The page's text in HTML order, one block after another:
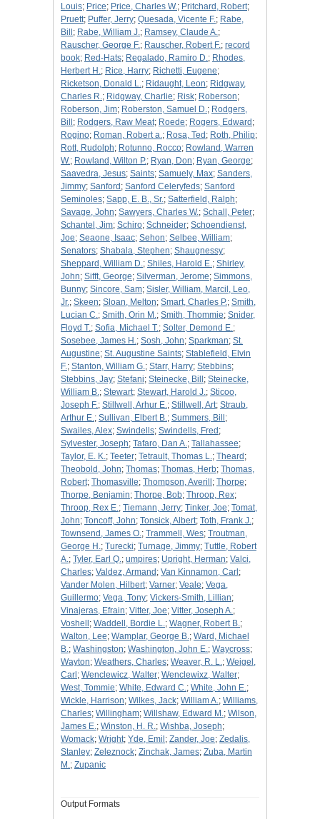
Louis; Price; Price, Charles W.; Pritchard, Robert;
Pruett; Puffer, Jerry; Quesada, Vicente F.; Rabe,
Bill ; Rabe, William J.; Ramsey, Claude A.;
Rauscher, George F.; Rauscher, Robert F.; record
book; Red-Hats; Regalado, Ramiro D.; Rhodes,
Herbert H.; Rice, Harry; Richetti, Eugene;
Ricketson, Donald L.; Ridaught, Leon; Ridgway,
Charles R.; Ridgway, Charlie; Risk; Roberson;
Roberson, Jim; Roberston, Samuel D.; Rodgers,
Bill ; Rodgers, Raw Meat; Roede; Rogers, Edward ;
Rogino; Roman, Robert a.; Rosa, Ted ; Roth, Philip;
Rott, Rudolph; Rotunno, Rocco; Rowland, Warren
W.; Rowland, Wilton P.; Ryan, Don; Ryan, George;
Saavedra, Jesus; Saints; Samuely, Max; Sanders,
Jimmy; Sanford ; Sanford Celeryfeds; Sanford
Seminoles; Sapp, E. B., Sr.; Satterfield, Ralph;
Savage, John; Sawyers, Charles W.; Schall, Peter;
Schantel, Jim; Schiro; Schneider; Schoendienst,
Joe; Seaone, Isaac; Sehon; Selbee, William;
Senators; Shabala, Stephen; Shaugnessy;
Sheppard, William D.; Shiles, Harold E.; Shirley,
John; Sifft, George; Silverman, Jerome; Simmons,
Bunny; Sincore, Sam; Sisler, William, Marcil, Leo,
Jr.; Skeen; Sloan, Melton; Smart, Charles P.; Smith,
Lucian C.; Smith, Orin M.; Smith, Thommie; Snider,
Floyd T.; Sofia, Michael T.; Solter, Demond E.;
Sosebee, James H.; Sosh, John; Sparkman; St.
Augustine; St. Augustine Saints; Stablefield, Elvin
F.; Stanton, William G.; Starr, Harry; Stebbins;
Stebbins, Jay; Stefani; Steinecke, Bill ; Steinecke,
William B.; Stewart; Stewart, Harold J.; Sticoo,
Joseph F.; Stillwell, Arhur E.; Stillwell, Art; Straub,
Arthur E.; Sullivan, Elbert B.; Summers, Bill ;
Swailes, Alex; Swindells; Swindells, Fred ;
Sylvester, Joseph; Tafaro, Dan A.; Tallahassee;
Taylor, E. K.; Teeter; Tetrault, Thomas L.; Theard ;
Theobold, John; Thomas; Thomas, Herb; Thomas,
Robert; Thomasville; Thompson, Averill ; Thorpe;
Thorpe, Benjamin; Thorpe, Bob; Throop, Rex;
Throop, Rex E.; Tiemann, Jerry; Tinker, Joe; Tomat,
John; Toncoff, John; Tonsick, Albert; Toth, Frank J.;
Townsend, James O.; Trammell, Wes; Troutman,
George H.; Turecki; Turnage, Jimmy; Tuttle, Robert
A.; Tyler, Earl Q.; umpires; Upright, Herman; Valci,
Charles; Valdez, Armand ; Van Kinnamon, Carl ;
Vander Molen, Hilbert; Varner; Veale; Vega,
Guillermo; Vega, Tony; Vickers-Smith, Lillian;
Vinajeras, Efrain; Vitter, Joe; Vitter, Joseph A.;
Voshell ; Waddell, Bordie L.; Wagner, Robert B.;
Walton, Lee; Wamplar, George B.; Ward, Michael
B.; Washingston; Washington, John E.; Waycross;
Wayton; Weathers, Charles; Weaver, R. L.; Weigel,
Carl ; Wenclewicz, Walter; Wenclewixz, Walter;
West, Tommie; White, Edward C.; White, John E.;
Wickle, Harrison; Wilkes, Jack; William A.; Williams,
Charles; Willingham; Willshaw, Edward M.; Wilson,
James E.; Winston, H. R.; Wishba, Joseph;
Womack; Wright; Yde, Emil ; Zander, Joe; Zedalis,
Stanley; Zeleznock; Zinchak, James; Zuba, Martin
M.; Zupanic
Output Formats